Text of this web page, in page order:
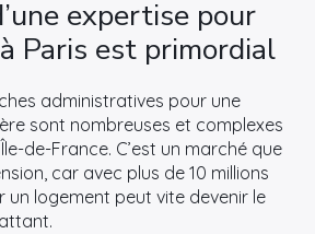
expertise pour
Paris est primordial
administratives pour une
sont nombreuses et complexes
de-France. C’est un marché que
car avec plus de 10 millions
un logement peut vite devenir le